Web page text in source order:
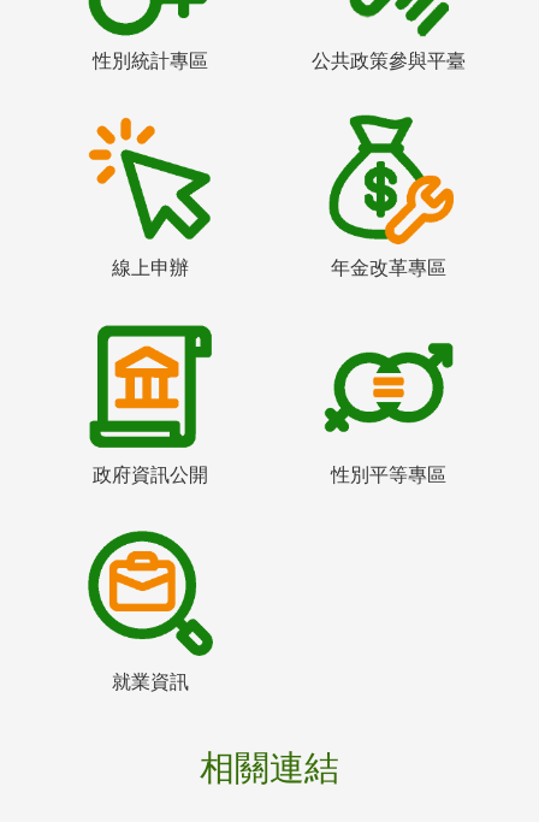
性別統計專區 公共政策參與平臺
線上申辦 年金改革專區
政府資訊公開 性別平等專區
就業資訊
相關連結